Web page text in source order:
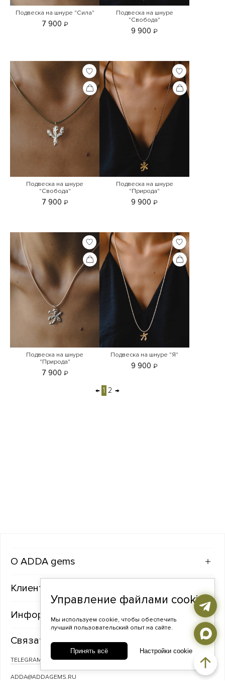
Подвеска на шнуре "Сила"
7 900 ₽
Подвеска на шнуре
"Свобода"
9 900₽
Подвеска на шнуре
"Свобода"
7 900 ₽
Подвеска на шнуре
"Природа"
9 900₽
Подвеска на шнуре
"Природа"
7 900 ₽
Подвеска на шнуре "Я"
9 900₽
← 1 2 →
ADDA gems
Клиентам
Информация
Связаться с нами
TELEGRAM ВКОНТАКТЕ
ADDA@ADDAGEMS.RU
Управление файлами cookie
Мы используем cookie, чтобы обеспечить
лучший пользовательский опыт на сайте.
Принять всё Настройки cookie